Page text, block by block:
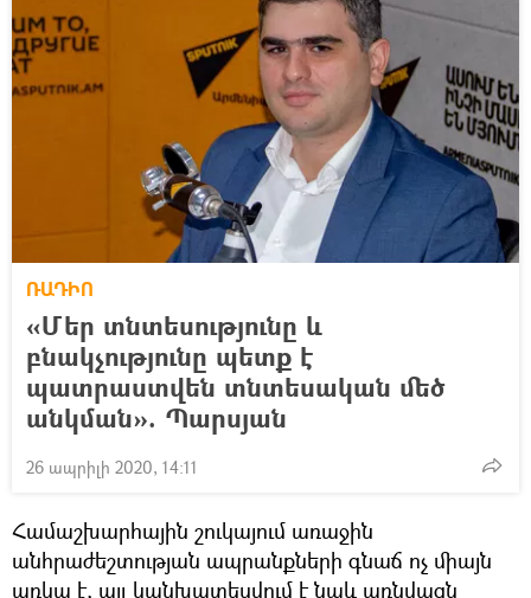
ՌԱԴԻՈ
«Մեր տնտեսությունը և
բնակչությունը պետք է
պատրաստվեն տնտեսական մեծ
անկման». Պարսյան
26 ապրիլի 2020, 14:11
Համաշխարհային շուկայում առաջին
անհրաժեշտության ապրանքների գնաճ ոչ միայն
առկա է, այլ կանխատեսվում է նաև առնվազն